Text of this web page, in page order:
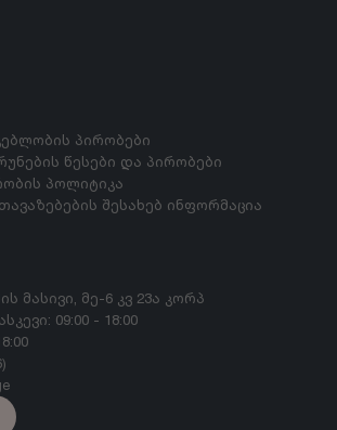
პირობები
წესები და პირობები
პოლიტიკა
შესახებ ინფორმაცია
მასივი, მე-6 კვ 23ა კორპ
09:00 - 18:00